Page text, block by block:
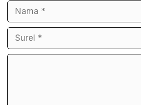
Nama
Surel
Komentar